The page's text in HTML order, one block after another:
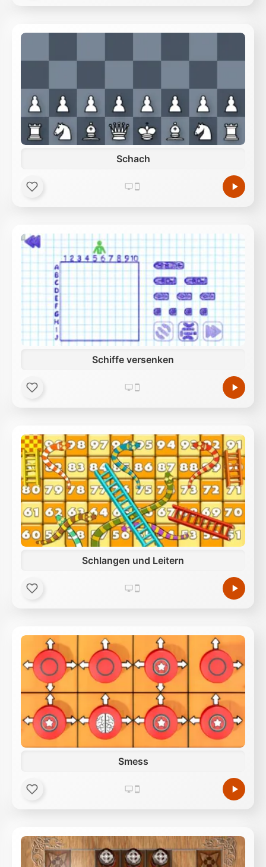
Schach
Schiffe versenken
Schlangen und Leitern
Smess